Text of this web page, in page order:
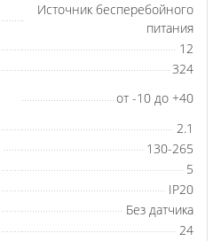
Источник бесперебойного
питания
12
324
от -10 до +40
2.1
130-265
5
IP20
Без датчика
24